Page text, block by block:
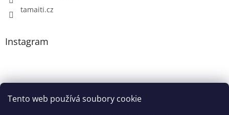
Tento web používá soubory cookie
tamaiti.cz
Instagram